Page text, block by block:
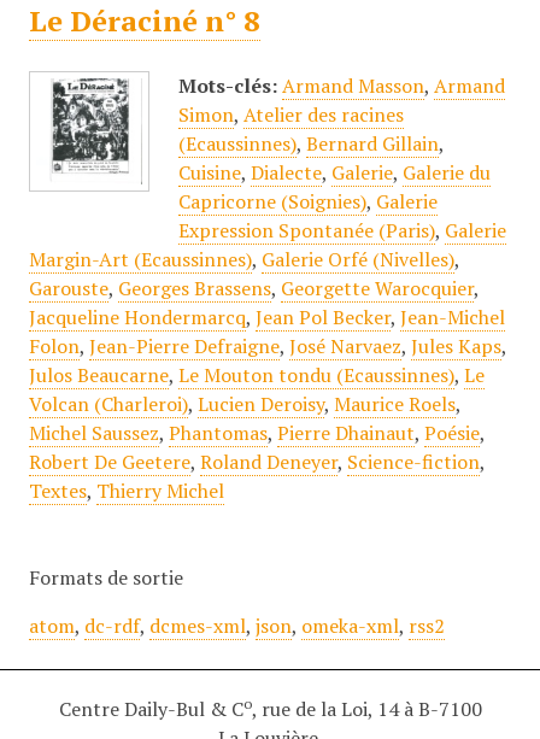
Le Déraciné n° 8
Mots-clés: Armand Masson, Armand
Simon, Atelier des racines
(Ecaussinnes), Bernard Gillain,
Cuisine, Dialecte, Galerie, Galerie du
Capricorne (Soignies), Galerie
Expression Spontanée (Paris), Galerie
Margin-Art (Ecaussinnes), Galerie Orfé (Nivelles),
Garouste, Georges Brassens, Georgette Warocquier,
Jacqueline Hondermarcq, Jean Pol Becker, Jean-Michel
Folon, Jean-Pierre Defraigne, José Narvaez, Jules Kaps,
Julos Beaucarne, Le Mouton tondu (Ecaussinnes), Le
Volcan (Charleroi), Lucien Deroisy, Maurice Roels,
Michel Saussez, Phantomas, Pierre Dhainaut, Poésie,
Robert De Geetere, Roland Deneyer, Science-fiction,
Textes, Thierry Michel
Formats de sortie
atom, dc-rdf, dcmes-xml, json, omeka-xml, rss2
Centre Daily-Bul & Co, rue de la Loi, 14 à B-7100